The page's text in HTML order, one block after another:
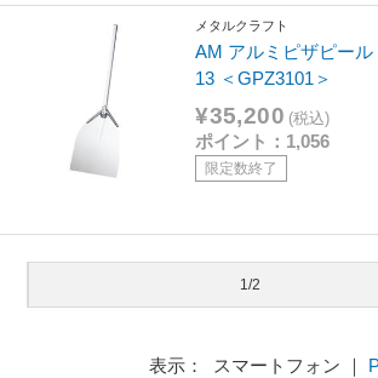
メタルクラフト
AM アルミピザピー
13 ＜GPZ3101＞
¥35,200 (税込)
ポイント：1,056
限定数終了
1/2
表示： スマートフォン ｜